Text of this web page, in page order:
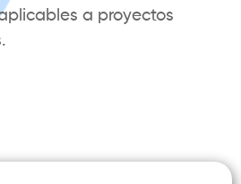
a proyectos